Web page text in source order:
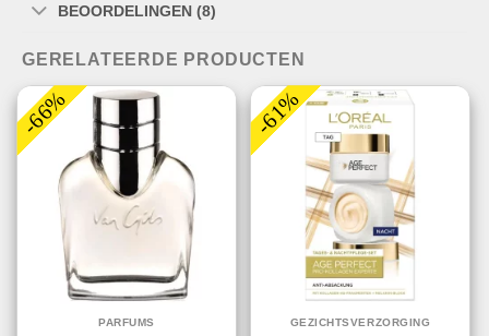
BEOORDELINGEN (8)
GERELATEERDE PRODUCTEN
-66%
PARFUMS
-61%
GEZICHTSVERZORGING